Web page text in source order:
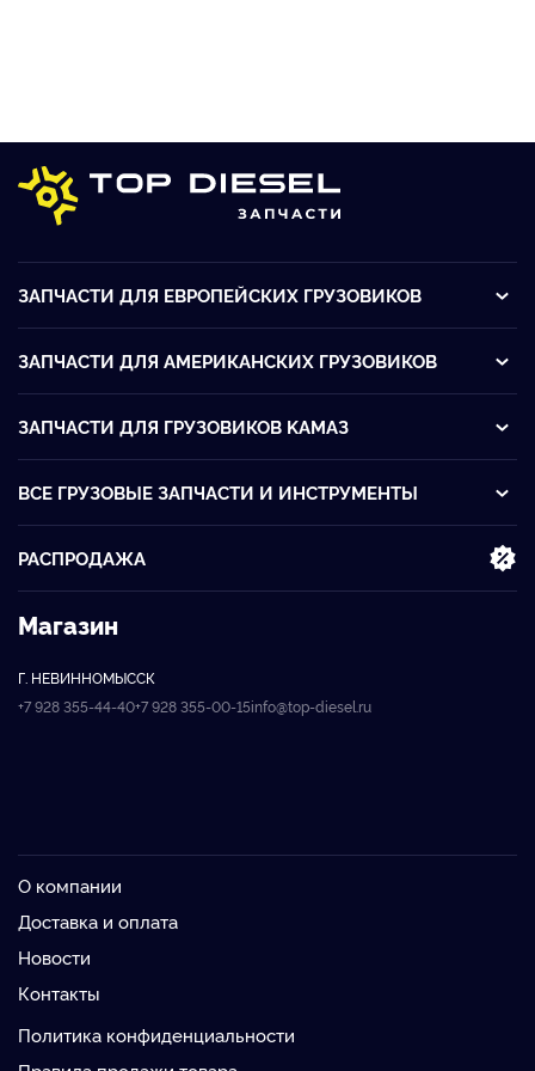
ЗАПЧАСТИ ДЛЯ ЕВРОПЕЙСКИХ ГРУЗОВИКОВ
ЗАПЧАСТИ ДЛЯ АМЕРИКАНСКИХ ГРУЗОВИКОВ
ЗАПЧАСТИ ДЛЯ ГРУЗОВИКОВ KАМАЗ
ВСЕ ГРУЗОВЫЕ ЗАПЧАСТИ И ИНСТРУМЕНТЫ
РАСПРОДАЖА
Магазин
Г. НЕВИННОМЫССК
+7 928 355-44-40+7 928 355-00-15info@top-diesel.ru
О компании
Доставка и оплата
Новости
Контакты
Политика конфиденциальности